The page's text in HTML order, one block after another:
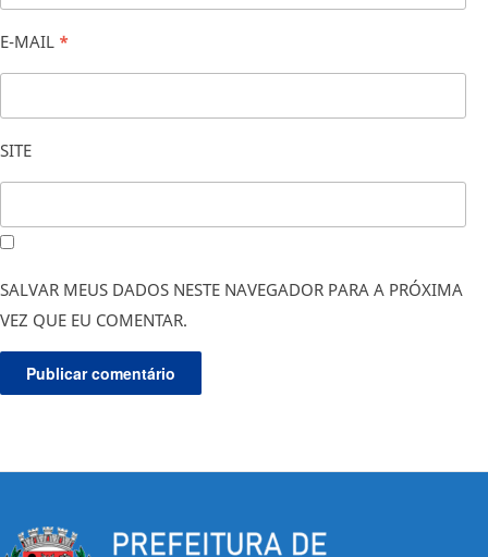
E-MAIL *
SITE
SALVAR MEUS DADOS NESTE NAVEGADOR PARA A PRÓXIMA
VEZ QUE EU COMENTAR.